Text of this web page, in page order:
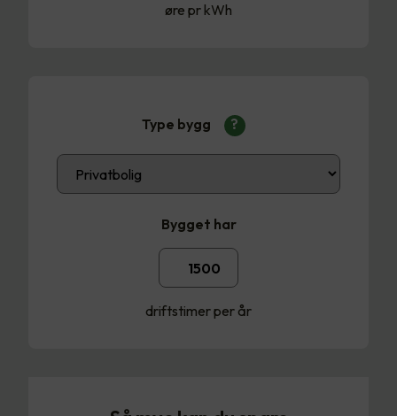
øre pr kWh
Type bygg ?
Bygget har
driftstimer per år